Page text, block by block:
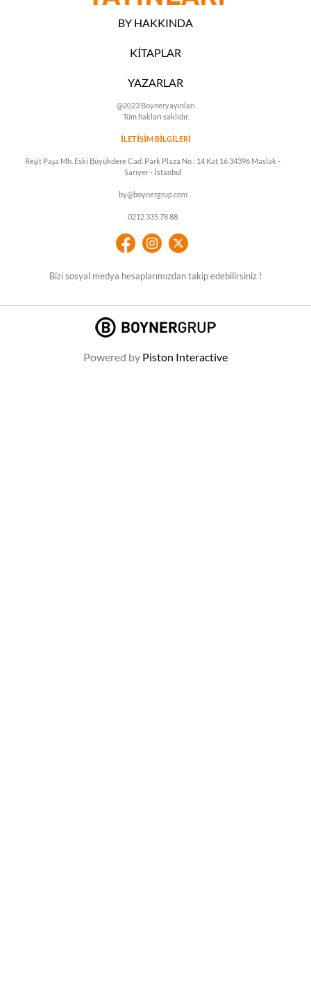
BY HAKKINDA
KİTAPLAR
YAZARLAR
@2023 Boyneryayınları
Tüm hakları saklıdır.
İLETİŞİM BİLGİLERİ
Reşit Paşa Mh. Eski Büyükdere Cad. Park Plaza No : 14 Kat 16 34396 Maslak -
Sarıyer - İstanbul
by@boynergrup.com
0212 335 78 88
Bizi sosyal medya hesaplarımızdan takip edebilirsiniz !
Powered by Piston Interactive